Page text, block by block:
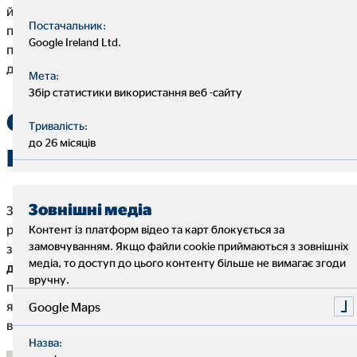
ймовірністю отримають ту зарплату, яку вони насправді
просять. Але одне можна сказати точно: багато хто хоче
підвищення зарплати. Питання в тому, як цього
домогтися?
Обговорення зарплати:
Коли та скільки?
Залежно від розміру компанії, галузі, тривалості вашої
роботи в компанії та вашого професійного досвіду, ви
зазвичай можете отримати підвищення відтрьох до
десяти відсотків. Якщо ви змінюєте роботу, ви можете
попросити у нового роботодавця ще більше. Особливо,
якщо вас захантили, ви можете розраховувати на 20
відсотків.
Постачальник:
Google Ireland Ltd.
Мета:
Збір статистики використання веб -сайту
Тривалість:
до 26 місяців
Зовнішні медіа
Контент із платформ відео та карт блокується за
замовчуванням. Якщо файли cookie приймаються з зовнішніх
медіа, то доступ до цього контенту більше не вимагає згоди
вручну.
Google Maps
Назва: